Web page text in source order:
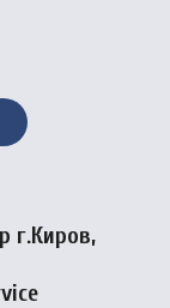
г.Киров,